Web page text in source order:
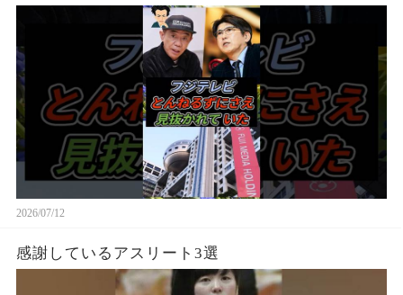
2026/07/12
感謝しているアスリート3選